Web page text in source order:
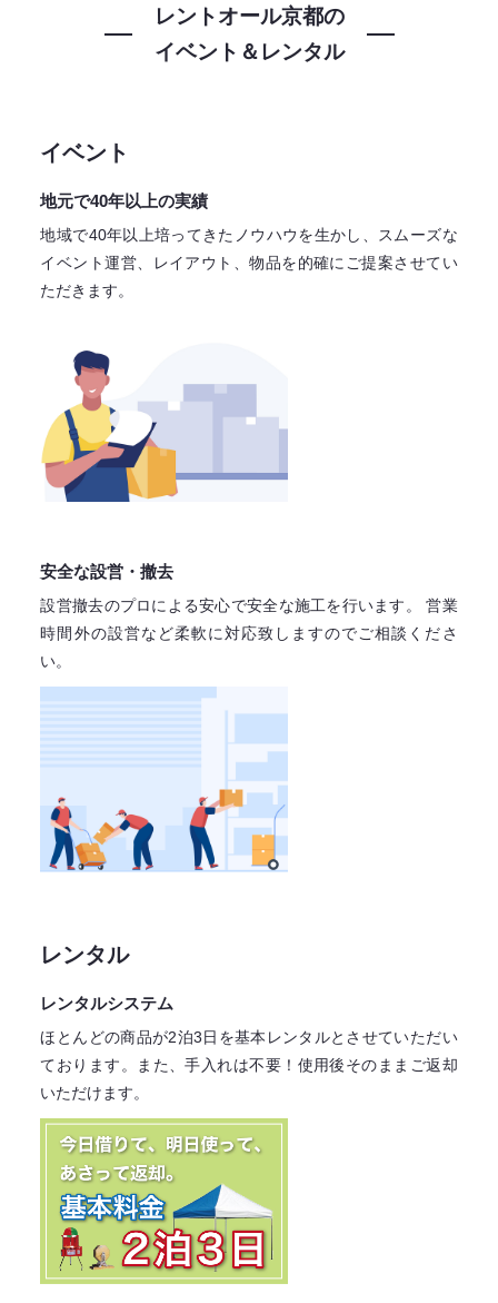
レントオール京都の
イベント＆レンタル
イベント
地元で40年以上の実績
地域で40年以上培ってきたノウハウを生かし、スムーズな
イベント運営、レイアウト、物品を的確にご提案させてい
ただきます。
安全な設営・撤去
設営撤去のプロによる安心で安全な施工を行います。
営業
時間外の設営など柔軟に対応致しますのでご相談くださ
い。
レンタル
レンタルシステム
ほとんどの商品が2泊3日を基本レンタルとさせていただい
ております。
また、手入れは不要！ 使用後そのままご返却
いただけます。